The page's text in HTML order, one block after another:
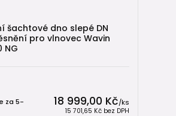
šachtové dno slepé DN
pro vlnovec Wavin
NG
18 999,00 Kč/ks
15 701,65 Kč bez DPH
za 5-